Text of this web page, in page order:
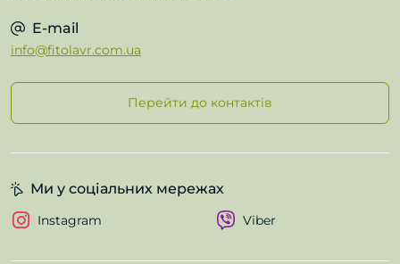
E-mail
info@fitolavr.com.ua
Перейти до контактів
Ми у соціальних мережах
Instagram Viber